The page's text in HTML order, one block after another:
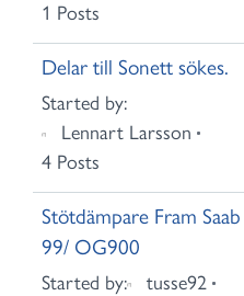
1 Posts
Delar till Sonett sökes.
Started by:
Lennart Larsson
4 Posts
Stötdämpare Fram Saab
99/ OG900
Started by:
tusse92